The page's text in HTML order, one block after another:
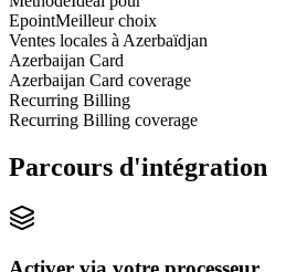
EpointMeilleur choix
Ventes locales à Azerbaïdjan
Azerbaijan Card
Azerbaijan Card coverage
Recurring Billing
Recurring Billing coverage
Parcours d'intégration